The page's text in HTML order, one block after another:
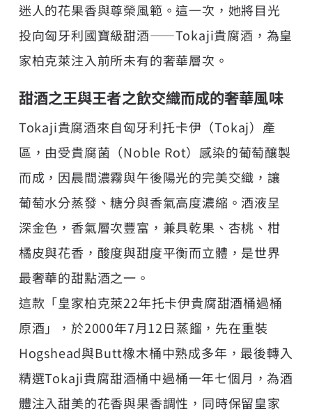
迷人的花果香與尊榮風範。這一次，她將目光
投向匈牙利國寶級甜酒——Tokaji貴腐酒，為皇
家柏克萊注入前所未有的奢華層次。
甜酒之王與王者之飲交織而成的奢華風味
Tokaji貴腐酒來自匈牙利托卡伊（Tokaj）產
區，由受貴腐菌（Noble Rot）感染的葡萄釀製
而成，因晨間濃霧與午後陽光的完美交織，讓
葡萄水分蒸發、糖分與香氣高度濃縮。酒液呈
深金色，香氣層次豐富，兼具乾果、杏桃、柑
橘皮與花香，酸度與甜度平衡而立體，是世界
最奢華的甜點酒之一。
這款「皇家柏克萊22年托卡伊貴腐甜酒桶過桶
原酒」，於2000年7月12日蒸餾，先在重裝
Hogshead與Butt橡木桶中熟成多年，最後轉入
精選Tokaji貴腐甜酒桶中過桶一年七個月，為酒
體注入甜美的花香與果香調性，同時保留皇家